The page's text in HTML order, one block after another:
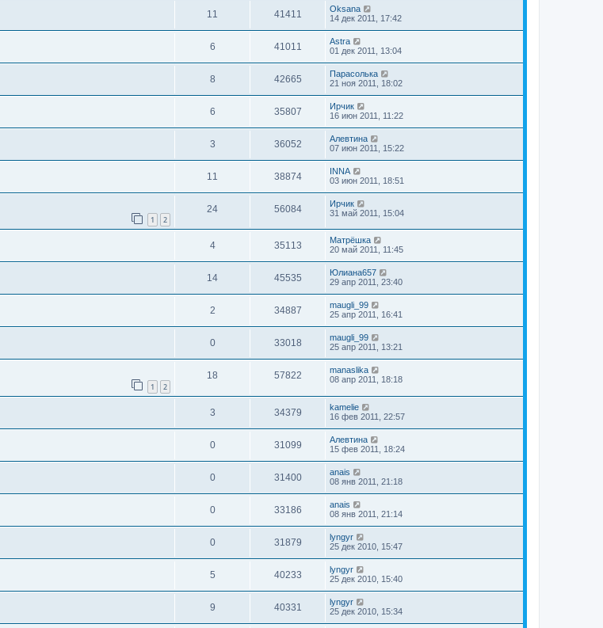
11 41411
Oksana
14 дек 2011, 17:42
6 41011
Astra
01 дек 2011, 13:04
8 42665
Парасолька
21 ноя 2011, 18:02
6 35807
Ирчик
16 июн 2011, 11:22
3 36052
Алевтина
07 июн 2011, 15:22
11 38874
INNA
03 июн 2011, 18:51
1 2
24 56084
Ирчик
31 май 2011, 15:04
4 35113
Матрёшка
20 май 2011, 11:45
14 45535
Юлиана657
29 апр 2011, 23:40
2 34887
maugli_99
25 апр 2011, 16:41
0 33018
maugli_99
25 апр 2011, 13:21
1 2
18 57822
manaslika
08 апр 2011, 18:18
3 34379
kamelie
16 фев 2011, 22:57
0 31099
Алевтина
15 фев 2011, 18:24
0 31400
anais
08 янв 2011, 21:18
0 33186
anais
08 янв 2011, 21:14
0 31879
lyngyr
25 дек 2010, 15:47
5 40233
lyngyr
25 дек 2010, 15:40
9 40331
lyngyr
25 дек 2010, 15:34